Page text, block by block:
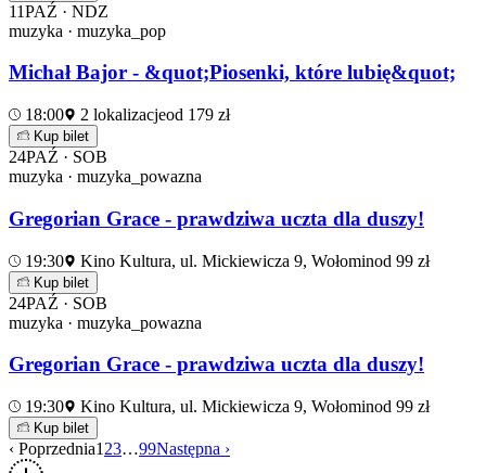
11PAŹ · NDZ
muzyka · muzyka_pop
Michał Bajor - &quot;Piosenki, które lubię&quot;
18:00 2 lokalizacjeod 179 zł
Kup bilet
24PAŹ · SOB
muzyka · muzyka_powazna
Gregorian Grace - prawdziwa uczta dla duszy!
19:30 Kino Kultura, ul. Mickiewicza 9, Wołominod 99 zł
Kup bilet
24PAŹ · SOB
muzyka · muzyka_powazna
Gregorian Grace - prawdziwa uczta dla duszy!
19:30 Kino Kultura, ul. Mickiewicza 9, Wołominod 99 zł
Kup bilet
‹ Poprzednia1 23…99Następna ›